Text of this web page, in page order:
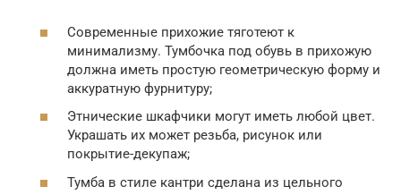
Современные прихожие тяготеют к
минимализму. Тумбочка под обувь в прихожую
должна иметь простую геометрическую форму и
аккуратную фурнитуру;
Этнические шкафчики могут иметь любой цвет.
Украшать их может резьба, рисунок или
покрытие-декупаж;
Тумба в стиле кантри сделана из цельного